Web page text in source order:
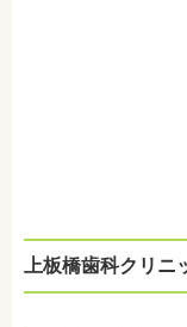
上板橋歯科クリニ